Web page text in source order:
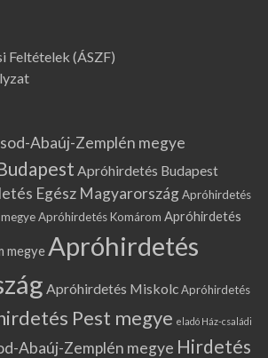
Feltételek (ÁSZF)
Abaúj-Zemplén megye
Apróhirdetés Budapest
Egész MagyarországApróhirdetés
Apróhirdetés Komárom Apróhirdetés
megye Apróhirdetés
Apróhirdetés MiskolcApróhirdetés
Pest megye eladó Ház-családi
Abaúj-Zemplén megye Hirdetés